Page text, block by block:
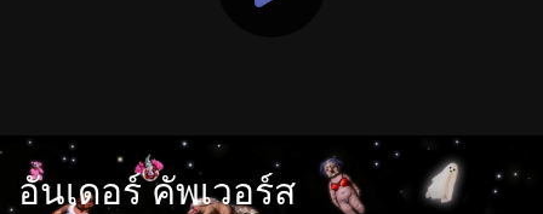
อันเดอร์ คัพเวอร์ส